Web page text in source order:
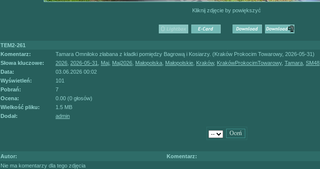
Kliknij zdjęcie by powiększyć
TEM2-261
Komentarz:
Tamara Omniloko złabana z kładki pomiędzy Bagrową i Kosiarzy. (Kraków Prokocim Towarowy, 2026-05-31)
Słowa kluczowe:
2026 2026-05-31 Maj Maj2026 Małopolska Małopolskie Kraków, KrakówProkocimTowarowy, Tamara SM48
Data:
03.06.2026 00:02
Wyświetleń:
101
Pobrań:
7
Ocena:
0.00 (0 głosów)
Wielkość pliku:
1.5 MB
Dodał:
admin
Autor:
Komentarz:
Nie ma komentarzy dla tego zdjęcia